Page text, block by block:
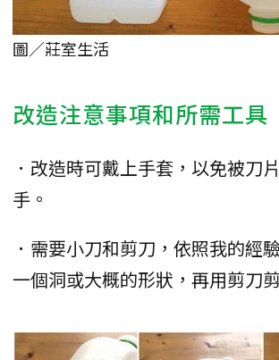
圖／莊室生活
改造注意事項和所需工具
．改造時可戴上手套，以免被刀
手。
．需要小刀和剪刀，依照我的經
一個洞或大概的形狀，再用剪刀